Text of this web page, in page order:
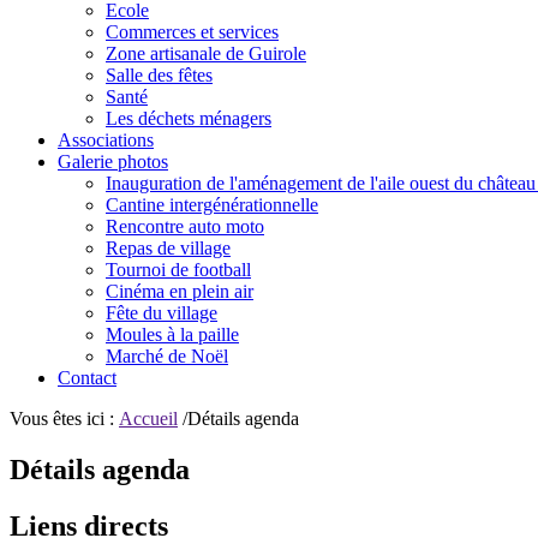
Ecole
Commerces et services
Zone artisanale de Guirole
Salle des fêtes
Santé
Les déchets ménagers
Associations
Galerie photos
Inauguration de l'aménagement de l'aile ouest du
Cantine intergénérationnelle
Rencontre auto moto
Repas de village
Tournoi de football
Cinéma en plein air
Fête du village
Moules à la paille
Marché de Noël
Contact
Vous êtes ici : Accueil /Détails agenda
Détails agenda
Liens directs